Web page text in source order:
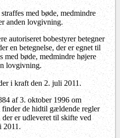
straffes med bøde, medmindre
anden lovgivning.
autoriseret bobestyrer betegner
en betegnelse, der er egnet til
med bøde, medmindre højere
lovgivning.
i kraft den 2. juli 2011.
af 3. oktober 1996 om
de hidtil gældende regler
der er udleveret til skifte ved
2011.